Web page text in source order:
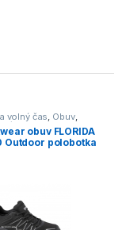
volný čas, Obuv,
obuv FLORIDA
Outdoor polobotka